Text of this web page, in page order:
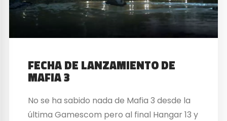
FECHA DE LANZAMIENTO DE
MAFIA 3
No se ha sabido nada de Mafia 3 desde la
última Gamescom pero al final Hangar 13 y